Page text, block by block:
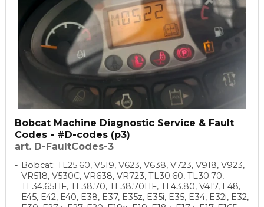
Bobcat Machine Diagnostic Service & Fault
Codes - #D-codes (p3)
art. D-FaultCodes-3
Bobcat: TL25.60, V519, V623, V638, V723, V918, V923,
VR518, V530C, VR638, VR723, TL30.60, TL30.70,
TL34.65HF, TL38.70, TL38.70HF, TL43.80, V417, E48,
E45, E42, E40, E38, E37, E35z, E35i, E35, E34, E32i, E32,